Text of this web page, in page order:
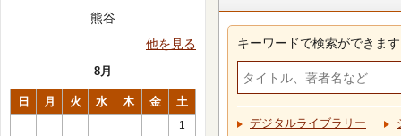
熊谷
他を見る
8月
日 月 火 水 木 金 土
1
キーワードで検索ができます
デジタルライブラリー